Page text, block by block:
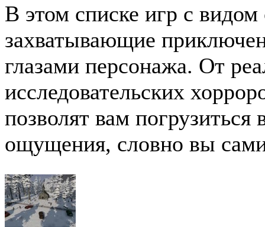
В этом списке игр с
захватывающие
глазами персонажа. От
исследовательских
позволят вам
ощущения, словно вы